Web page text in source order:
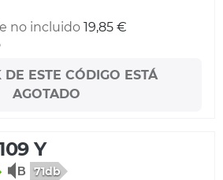
no incluido 19,85 €
DE ESTE CÓDIGO ESTÁ
AGOTADO
Y
71db